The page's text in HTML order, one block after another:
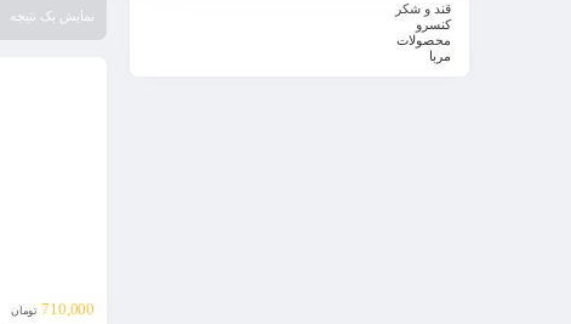
نمایش یک نتیجه
710,000 تومان
قند و شکر
کنسرو
محصولات
مربا